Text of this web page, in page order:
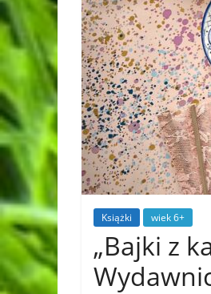
Książki wiek 6+
„Bajki z